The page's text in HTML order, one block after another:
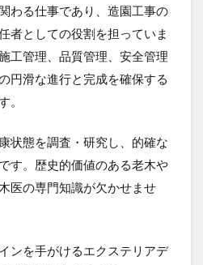
わる仕事であり、造園工事の
者としての役割を担っていま
工管理、品質管理、安全管理
円滑な進行と完成を確保する
。
状態を調査・研究し、的確な
す。歴史的価値のある老木や
医の専門知識が欠かせませ
ンを手がけるエクステリアデ